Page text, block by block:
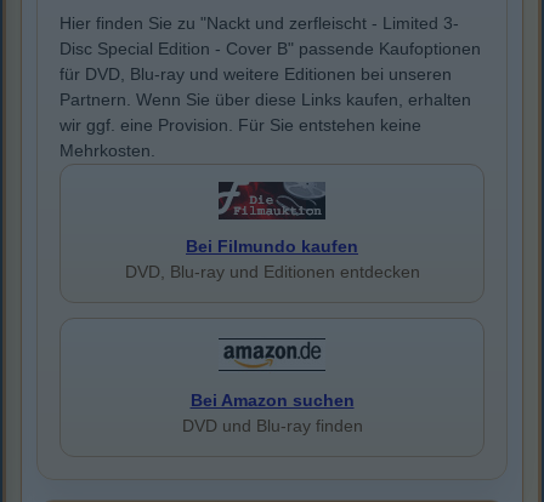
Hier finden Sie zu "Nackt und zerfleischt - Limited 3-
Disc Special Edition - Cover B" passende Kaufoptionen
für DVD, Blu-ray und weitere Editionen bei unseren
Partnern. Wenn Sie über diese Links kaufen, erhalten
wir ggf. eine Provision. Für Sie entstehen keine
Mehrkosten.
Bei Filmundo kaufen
DVD, Blu-ray und Editionen entdecken
Bei Amazon suchen
DVD und Blu-ray finden